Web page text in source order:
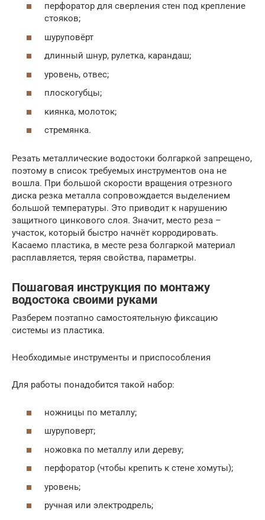
перфоратор для сверления стен под крепление
стояков;
шуруповёрт
длинный шнур, рулетка, карандаш;
уровень, отвес;
плоскогубцы;
киянка, молоток;
стремянка.
Резать металлические водостоки болгаркой запрещено,
поэтому в список требуемых инструментов она не
вошла. При большой скорости вращения отрезного
диска резка металла сопровождается выделением
большой температуры. Это приводит к нарушению
защитного цинкового слоя. Значит, место реза –
участок, который быстро начнёт корродировать.
Касаемо пластика, в месте реза болгаркой материал
расплавляется, теряя свойства, параметры.
Пошаговая инструкция по монтажу
водостока своими руками
Разберем поэтапно самостоятельную фиксацию
системы из пластика.
Необходимые инструменты и приспособления
Для работы понадобится такой набор:
ножницы по металлу;
шуруповерт;
ножовка по металлу или дереву;
перфоратор (чтобы крепить к стене хомуты);
уровень;
ручная или электродрель;